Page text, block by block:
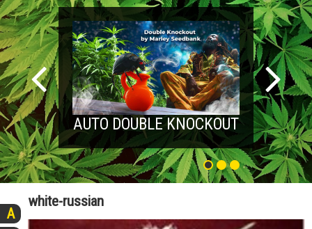
AUTO DOUBLE KNOCKOUT
A
white-russian